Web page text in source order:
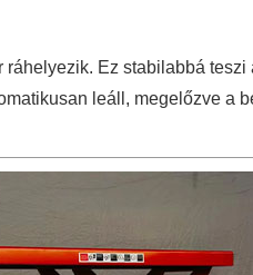
Ez stabilabbá
leáll, megelőzve a